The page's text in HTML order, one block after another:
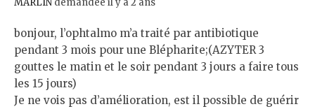
bonjour, l’ophtalmo m’a traité par antibiotique
pendant 3 mois pour une Blépharite;(AZYTER 3
gouttes le matin et le soir pendant 3 jours a faire tous
les 15 jours)
Je ne vois pas d’amélioration, est il possible de guérir